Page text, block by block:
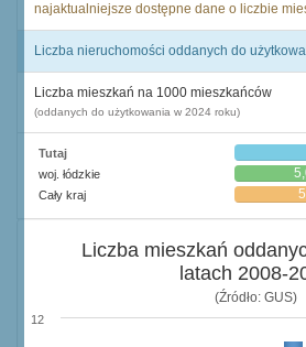
najaktualniejsze dostępne dane o liczbie
Liczba nieruchomości oddanych do
Liczba mieszkań na 1000 mieszkańców
(oddanych do użytkowania w 2024 roku)
Tutaj
woj. łódzkie
Cały kraj
Liczba mieszkań
latach 2008-
(Źródło: GUS)
12